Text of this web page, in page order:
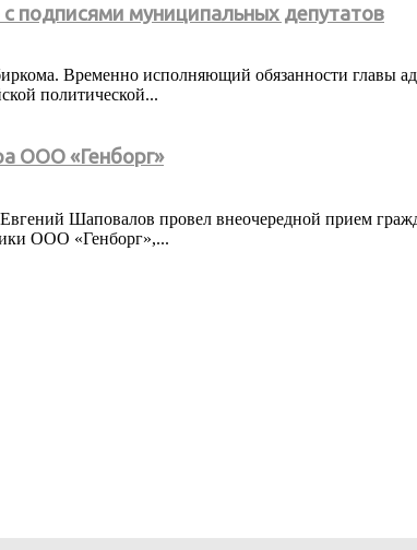
подписями муниципальных депутатов
Временно исполняющий обязанности
политической...
ООО «Генборг»
Шаповалов провел внеочередной прием
ООО «Генборг»,...